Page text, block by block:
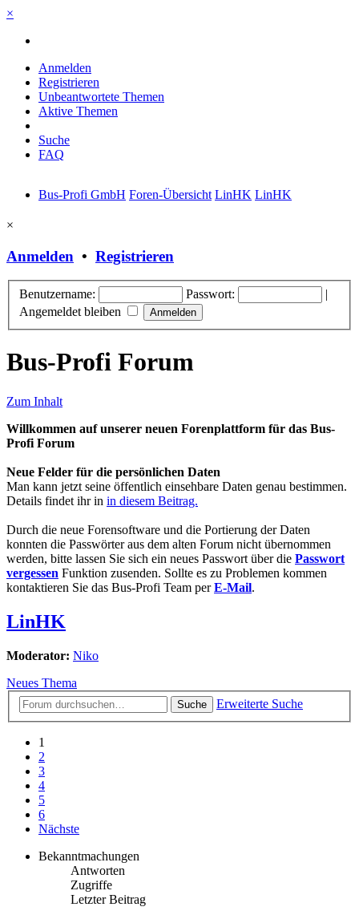
×
Anmelden
Registrieren
Unbeantwortete Themen
Aktive Themen
Suche
FAQ
Bus-Profi GmbH Foren-Übersicht LinHK LinHK
×
Anmelden • Registrieren
Benutzername: Passwort:
|
Angemeldet bleiben
Bus-Profi Forum
Zum Inhalt
Willkommen auf unserer neuen Forenplattform für das Bus-
Profi Forum
Neue Felder für die persönlichen Daten
Man kann jetzt seine öffentlich einsehbare Daten genau bestimmen.
Details findet ihr in in diesem Beitrag.
Durch die neue Forensoftware und die Portierung der Daten
konnten die Passwörter aus dem alten Forum nicht übernommen
werden, bitte lassen Sie sich ein neues Passwort über die Passwort
vergessen Funktion zusenden. Sollte es zu Problemen kommen
kontaktieren Sie das Bus-Profi Team perE-Mail.
LinHK
Moderator: Niko
Neues Thema
Suche Erweiterte Suche
1
2
3
4
5
6
Nächste
Bekanntmachungen
Antworten
Zugriffe
Letzter Beitrag